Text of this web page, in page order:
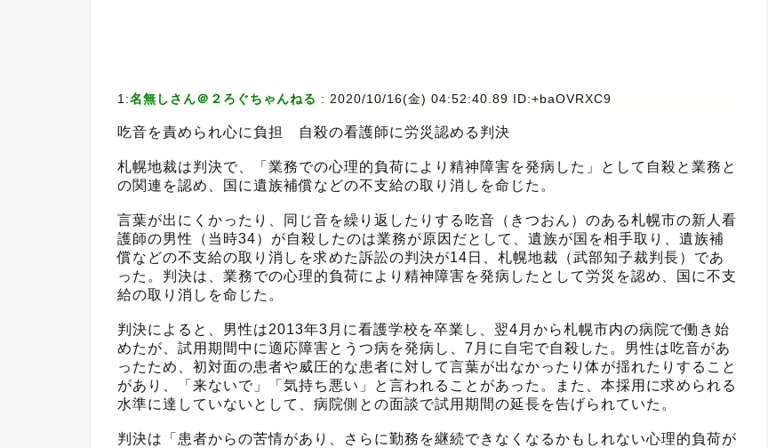
1:名無しさん＠２ろぐちゃんねる : 2020/10/16(金) 04:52:40.89 ID:+baOVRXC9
吃音を責められ心に負担 自殺の看護師に労災認める判決
札幌地裁は判決で、「業務での心理的負荷により精神障害を発病した」として自殺と業務と
の関連を認め、国に遺族補償などの不支給の取り消しを命じた。
言葉が出にくかったり、同じ音を繰り返したりする吃音（きつおん）のある札幌市の新人看
護師の男性（当時34）が自殺したのは業務が原因だとして、遺族が国を相手取り、遺族補
償などの不支給の取り消しを求めた訴訟の判決が14日、札幌地裁（武部知子裁判長）であ
った。判決は、業務での心理的負荷により精神障害を発病したとして労災を認め、国に不支
給の取り消しを命じた。
判決によると、男性は2013年3月に看護学校を卒業し、翌4月から札幌市内の病院で働き始
めたが、試用期間中に適応障害とうつ病を発病し、7月に自宅で自殺した。男性は吃音があ
ったため、初対面の患者や威圧的な患者に対して言葉が出なかったり体が揺れたりすること
があり、「来ないで」「気持ち悪い」と言われることがあった。また、本採用に求められる
水準に達していないとして、病院側との面談で試用期間の延長を告げられていた。
判決は「患者からの苦情があり、さらに勤務を継続できなくなるかもしれない心理的負荷が